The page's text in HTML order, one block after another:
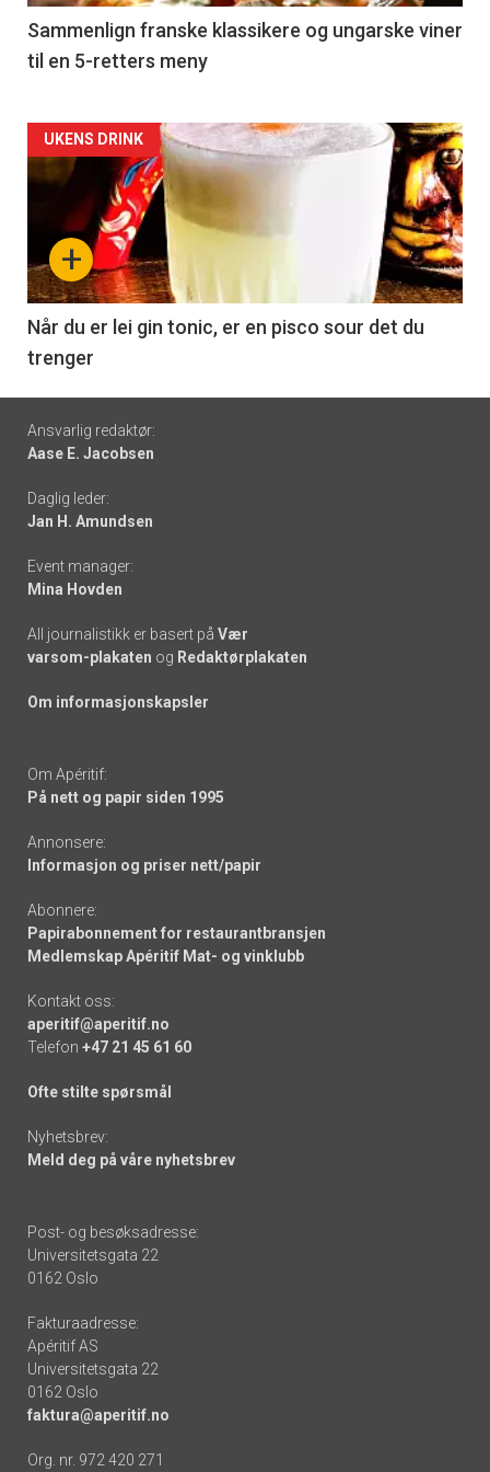
5
Sammenlign franske klassikere og ungarske viner
til en 5-retters meny
Forsiden
akkurat
nå
-
6
+
UKENS DRINK
Når du er lei gin tonic, er en pisco sour det du
trenger
Footer
-
links
Ansvarlig redaktør:
Aase E. Jacobsen
Daglig leder:
Jan H. Amundsen
Event manager:
Mina Hovden
All journalistikk er basert på Vær
varsom-plakaten og Redaktørplakaten
Om informasjonskapsler
Om Apéritif:
På nett og papir siden 1995
Annonsere:
Informasjon og priser nett/papir
Abonnere:
Papirabonnement for restaurantbransjen
Medlemskap Apéritif Mat- og vinklubb
Kontakt oss:
aperitif@aperitif.no
Telefon +47 21 45 61 60
Ofte stilte spørsmål
Nyhetsbrev:
Meld deg på våre nyhetsbrev
Post- og besøksadresse:
Universitetsgata 22
0162 Oslo
Fakturaadresse:
Apéritif AS
Universitetsgata 22
0162 Oslo
faktura@aperitif.no
Org. nr. 972 420 271